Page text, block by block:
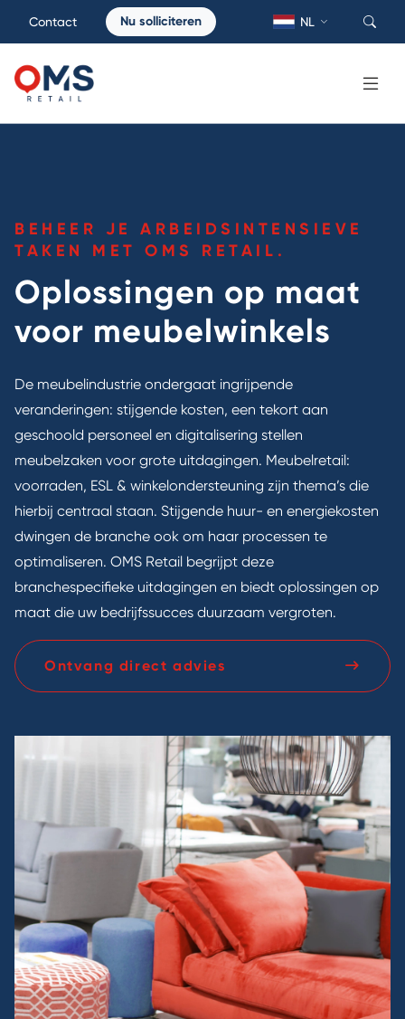
Contact Nu solliciteren NL
BEHEER JE ARBEIDSINTENSIEVE
TAKEN MET OMS RETAIL.
Oplossingen op maat
voor meubelwinkels
De meubelindustrie ondergaat ingrijpende
veranderingen: stijgende kosten, een tekort aan
geschoold personeel en digitalisering stellen
meubelzaken voor grote uitdagingen. Meubelretail:
voorraden, ESL & winkelondersteuning zijn thema’s die
hierbij centraal staan. Stijgende huur- en energiekosten
dwingen de branche ook om haar processen te
optimaliseren. OMS Retail begrijpt deze
branchespecifieke uitdagingen en biedt oplossingen op
maat die uw bedrijfssucces duurzaam vergroten.
Ontvang direct advies